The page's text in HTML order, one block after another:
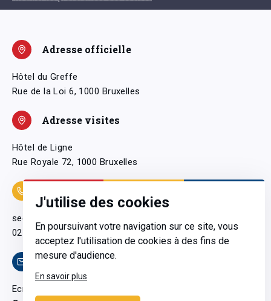
J'utilise des cookies
En poursuivant votre navigation sur ce site, vous
acceptez l'utilisation de cookies à des fins de
mesure d'audience.
En savoir plus
Adresse officielle
Hôtel du Greffe
Rue de la Loi 6, 1000 Bruxelles
Adresse visites
Hôtel de Ligne
Rue Royale 72, 1000 Bruxelles
secretariatgeneral@pfwb.be
02 506 38 11
Contact
Ecrivez-nous